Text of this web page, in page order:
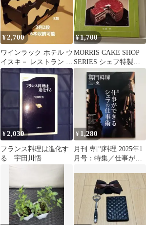
¥2,700
ワインラック ホテル ウ
イスキ－ レストラン 喫
茶店 ディスプレイ 棚
¥1,700
MORRIS CAKE SHOP
SERIES シェフ特製デ
ザートケーキ 松浦惇
¥2,030
フランス料理は進化す
る 宇田川悟
¥ 1,280
月刊 専門料理 2025年1
月号：特集／仕事がで